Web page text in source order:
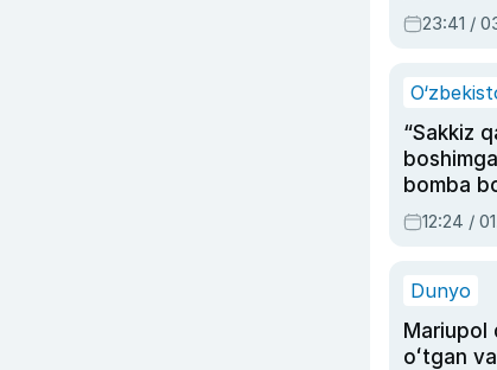
ayolga
23:41 /
“Sakkiz
bomba
Oripovni
12:24 /
Dunyo
Mariupol
oʻtgan